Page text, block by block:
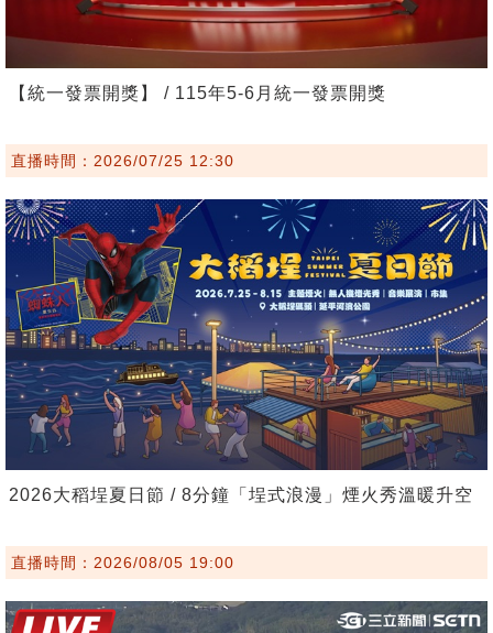
【統一發票開獎】 / 115年5-6月統一發票開獎
直播時間：2026/07/25 12:30
2026大稻埕夏日節 / 8分鐘「埕式浪漫」煙火秀溫暖升空
直播時間：2026/08/05 19:00